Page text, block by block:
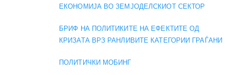
ЕКОНОМИЈА ВО ЗЕМЈОДЕЛСКИОТ СЕКТОР
БРИФ НА ПОЛИТИКИТЕ НА ЕФЕКТИТЕ ОД
КРИЗАТА ВРЗ РАНЛИВИТЕ КАТЕГОРИИ ГРАЃАНИ
ПОЛИТИЧКИ МОБИНГ